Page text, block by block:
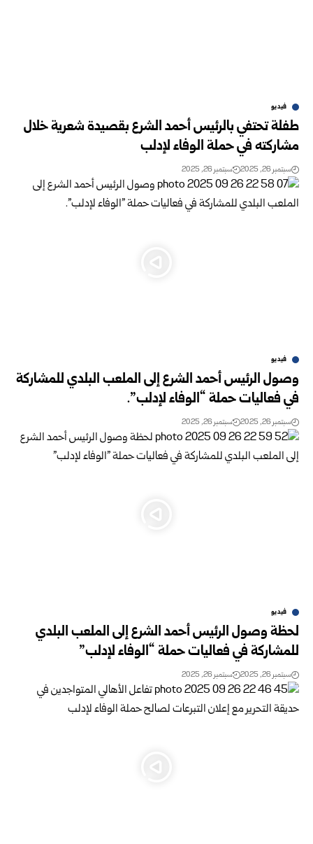
فيديو
طفلة تحتفي بالرئيس أحمد الشرع بقصيدة شعرية خلال
مشاركته في حملة الوفاء لإدلب
سبتمبر 26, 2025 سبتمبر 26, 2025
فيديو
وصول الرئيس أحمد الشرع إلى الملعب البلدي للمشاركة
في فعاليات حملة “الوفاء لإدلب”.
سبتمبر 26, 2025 سبتمبر 26, 2025
فيديو
لحظة وصول الرئيس أحمد الشرع إلى الملعب البلدي
للمشاركة في فعاليات حملة “الوفاء لإدلب”
سبتمبر 26, 2025 سبتمبر 26, 2025